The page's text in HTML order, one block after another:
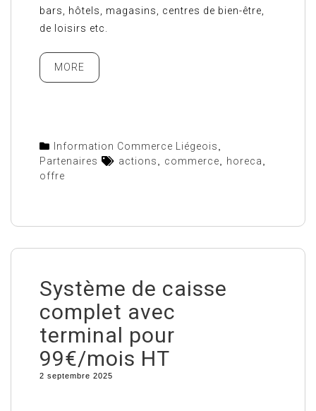
bars, hôtels, magasins, centres de bien-être,
de loisirs etc.
MORE
Information Commerce Liégeois,
Partenaires
actions, commerce, horeca,
offre
Système de caisse
complet avec
terminal pour
99€/mois HT
2 septembre 2025